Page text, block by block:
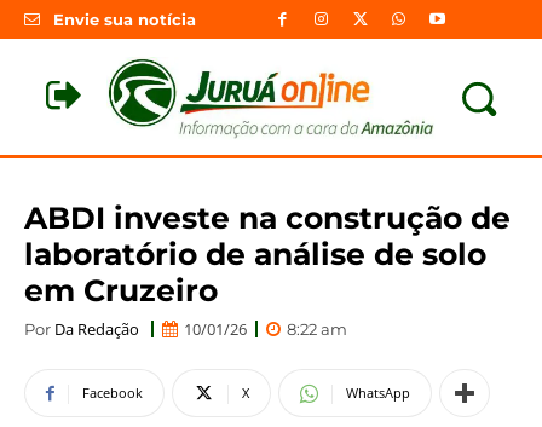
Envie sua notícia
ABDI investe na construção de
laboratório de análise de solo
em Cruzeiro
Por Da Redação 10/01/26 8:22 am
Facebook X WhatsApp